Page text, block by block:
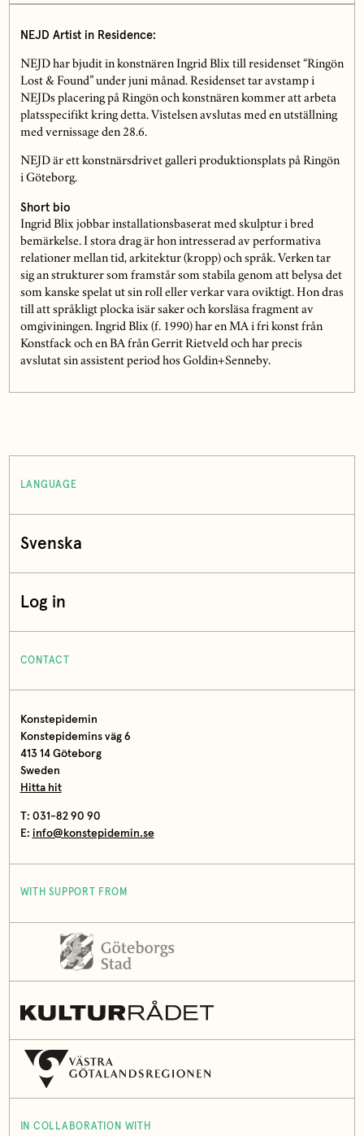
NEJD Artist in Residence:
NEJD har bjudit in konstnären Ingrid Blix till residenset “Ringön
Lost & Found” under juni månad. Residenset tar avstamp i
NEJDs placering på Ringön och konstnären kommer att arbeta
platsspecifikt kring detta. Vistelsen avslutas med en utställning
med vernissage den 28.6.
NEJD är ett konstnärsdrivet galleri produktionsplats på Ringön
i Göteborg.
Short bio
Ingrid Blix jobbar installationsbaserat med skulptur i bred
bemärkelse. I stora drag är hon intresserad av performativa
relationer mellan tid, arkitektur (kropp) och språk. Verken tar
sig an strukturer som framstår som stabila genom att belysa det
som kanske spelat ut sin roll eller verkar vara oviktigt. Hon dras
till att språkligt plocka isär saker och korsläsa fragment av
omgiviningen. Ingrid Blix (f. 1990) har en MA i fri konst från
Konstfack och en BA från Gerrit Rietveld och har precis
avslutat sin assistent period hos Goldin+Senneby.
LANGUAGE
Svenska
Log in
CONTACT
Konstepidemin
Konstepidemins väg 6
413 14 Göteborg
Sweden
Hitta hit
T: 031-82 90 90
E: info@konstepidemin.se
WITH SUPPORT FROM
IN COLLABORATION WITH